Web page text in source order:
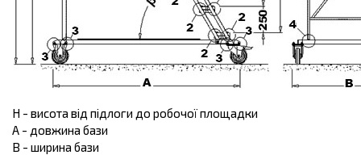
H - висота від підлоги до робочої площадки
А - довжина бази
В - ширина бази